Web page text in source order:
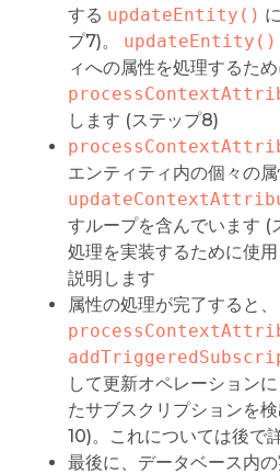
する updateEntity()
プ7)。 updateEntity()
ィへの属性を処理するた
します (ステップ8)
エンティティ内の個々の
すループを含んでいます (
処理を実装するために使
説明します
属性の処理が完了すると、
して更新オペレーション
たサブスクリプションを
10)。これについては後で
最後に、データベース内